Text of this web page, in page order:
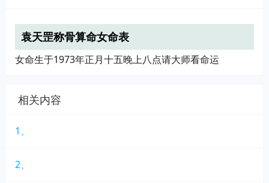
袁天罡称骨算命女命表
女命生于1973年正月十五晚上八点请大师看命运
相关内容
1、
2、